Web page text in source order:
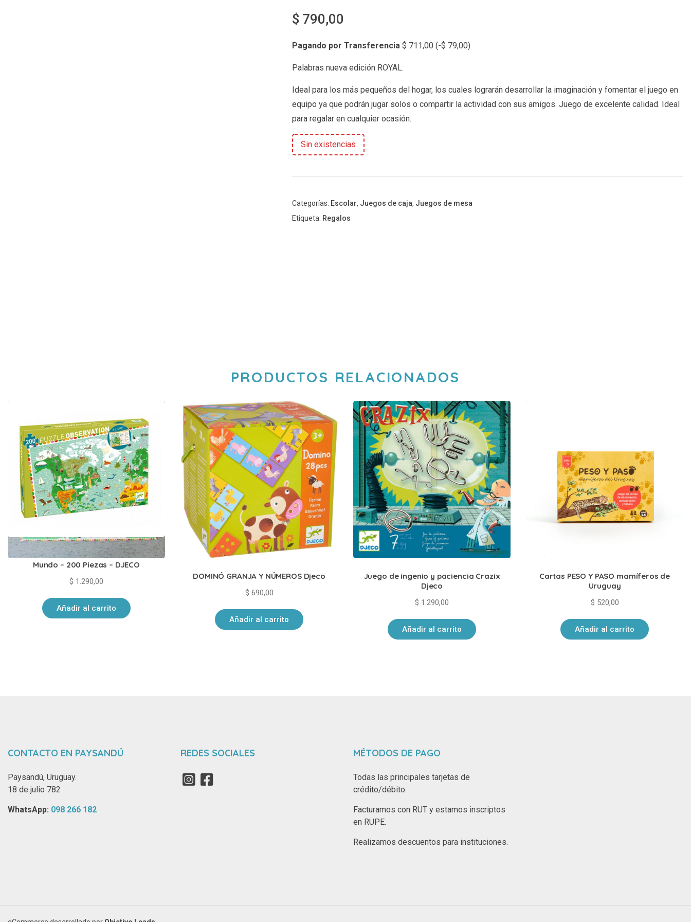
$ 790,00
Pagando por Transferencia $ 711,00 (-$ 79,00)
Palabras nueva edición ROYAL.
Ideal para los más pequeños del hogar, los cuales lograrán desarrollar la imaginación y fomentar el juego en
equipo ya que podrán jugar solos o compartir la actividad con sus amigos. Juego de excelente calidad. Ideal
para regalar en cualquier ocasión.
Sin existencias
Categorías: Escolar, Juegos de caja, Juegos de mesa
Etiqueta: Regalos
PRODUCTOS RELACIONADOS
Puzzle De Observación – La Vuelta Al
Mundo – 200 Piezas – DJECO
$ 1.290,00
Añadir al carrito
DOMINÓ GRANJA Y NÚMEROS Djeco
$ 690,00
Añadir al carrito
Juego de ingenio y paciencia Crazix
Djeco
$ 1.290,00
Añadir al carrito
Cartas PESO Y PASO mamíferos de
Uruguay
$ 520,00
Añadir al carrito
CONTACTO EN PAYSANDÚ
Paysandú, Uruguay.
18 de julio 782
WhatsApp: ‪ 098 266 182‬
REDES SOCIALES MÉTODOS DE PAGO
Todas las principales tarjetas de
crédito/débito.
Facturamos con RUT y estamos inscriptos
en RUPE.
Realizamos descuentos para instituciones.